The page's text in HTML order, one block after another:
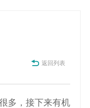
返回列表
多，接下来有机